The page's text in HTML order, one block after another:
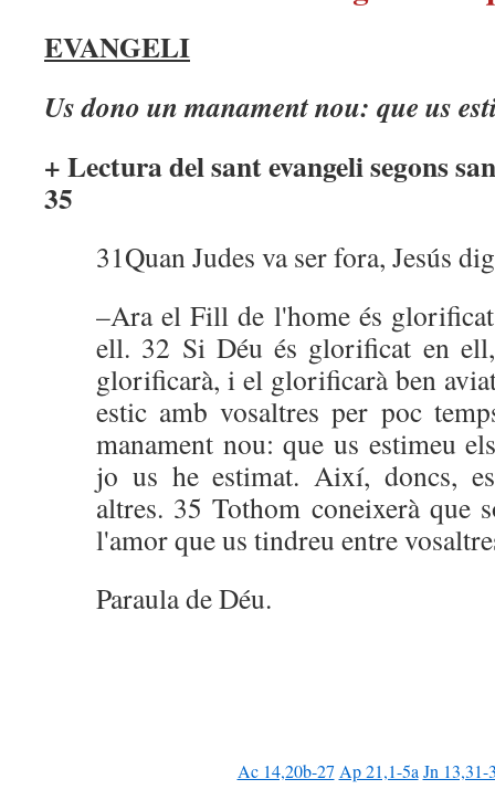
EVANGELI
Us dono un manament nou: que us
+ Lectura del sant evangeli segons
35
31Quan Judes va ser fora, Jesús
–Ara el Fill de l'home és
ell. 32 Si Déu és glorificat en
glorificarà, i el glorificarà ben
estic amb vosaltres per poc
manament nou: que us estimeu
jo us he estimat. Així, doncs,
altres. 35 Tothom coneixerà que
l'amor que us tindreu entre
Paraula de Déu.
Ac 14,20b-27 Ap 21,1-5a Jn 13,31-